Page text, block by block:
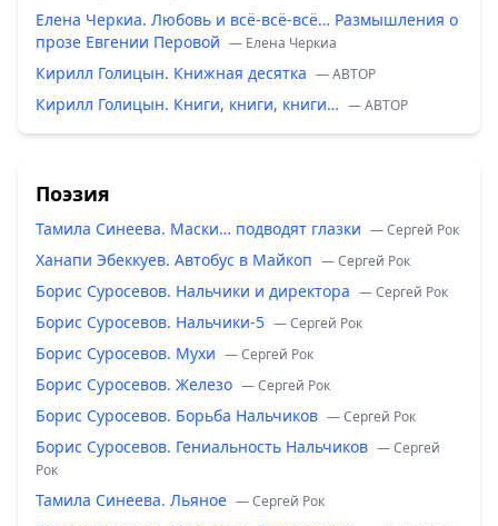
Елена Черкиа. Любовь и всё-всё-всё… Размышления о
прозе Евгении Перовой — Елена Черкиа
Кирилл Голицын. Книжная десятка — ABTOP
Кирилл Голицын. Книги, книги, книги… — ABTOP
Поэзия
Тамила Синеева. Маски… подводят глазки — Сергей Рок
Ханапи Эбеккуев. Автобус в Майкоп — Сергей Рок
Борис Суросевов. Нальчики и директора — Сергей Рок
Борис Суросевов. Нальчики-5 — Сергей Рок
Борис Суросевов. Мухи — Сергей Рок
Борис Суросевов. Железо — Сергей Рок
Борис Суросевов. Борьба Нальчиков — Сергей Рок
Борис Суросевов. Гениальность Нальчиков — Сергей
Рок
Тамила Синеева. Льяное — Сергей Рок